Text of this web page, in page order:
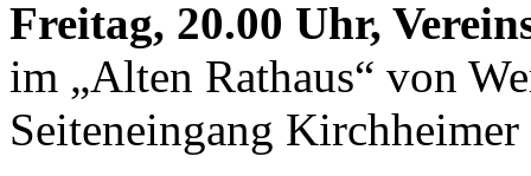
Freitag, 20.00 Uhr,
im „Alten Rathaus“ von
Seiteneingang Kirchheimer